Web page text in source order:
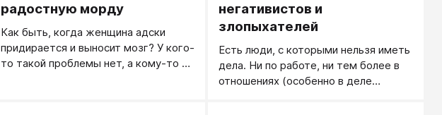
радостную морду
Как быть, когда женщина адски
придирается и выносит мозг? У кого-
то такой проблемы нет, а кому-то с
негативистов и
злопыхателей
Есть люди, с которыми нельзя иметь
дела. Ни по работе, ни тем более в
отношениях (особенно в деле